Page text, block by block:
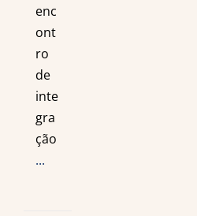
enc
ont
ro
de
inte
gra
ção
...